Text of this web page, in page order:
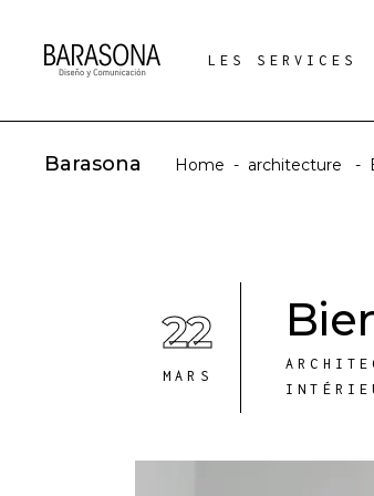
LES SERVICES
Barasona Home - architecture -
22
MARS